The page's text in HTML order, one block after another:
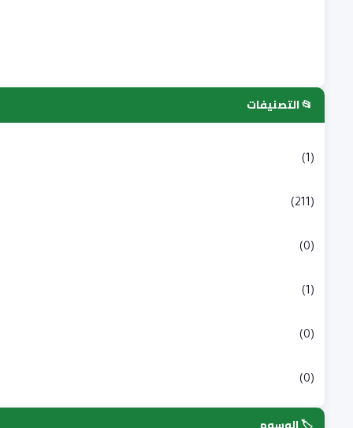
📂 التصنيفات
(1)
(211)
(0)
(1)
(0)
(0)